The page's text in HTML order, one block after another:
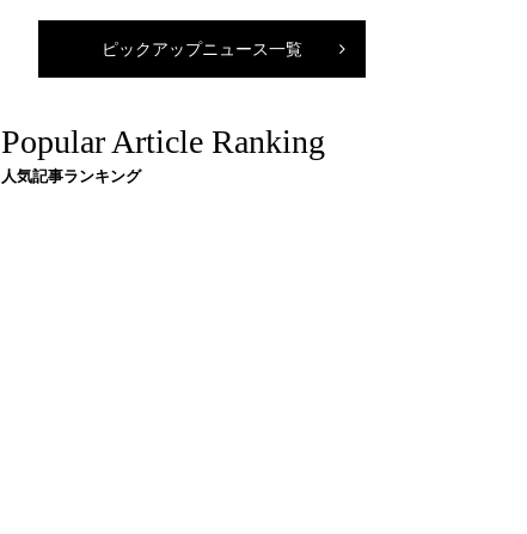
ピックアップニュース一覧
Popular Article Ranking
人気記事ランキング